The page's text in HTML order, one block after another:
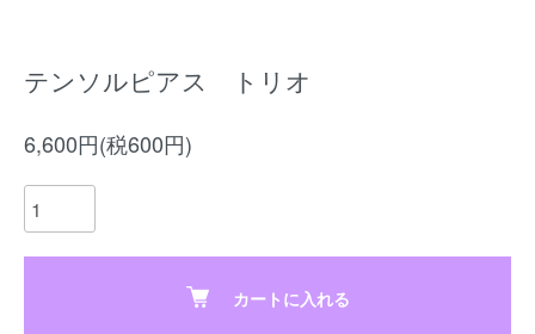
テンソルピアス トリオ
6,600円(税600円)
カートに入れる